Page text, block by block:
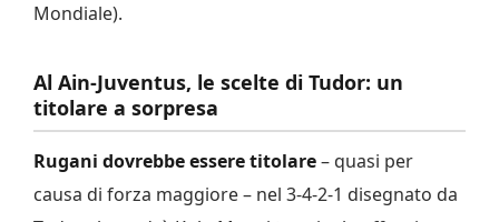
Mondiale).
Al Ain-Juventus, le scelte di Tudor: un
titolare a sorpresa
Rugani dovrebbe essere titolare– quasi per
causa di forza maggiore – nel 3-4-2-1 disegnato da